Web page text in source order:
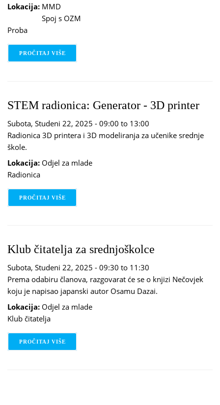
Lokacija: MMD
Spoj s OZM
Proba
PROČITAJ VIŠE
STEM radionica: Generator - 3D printer
Subota, Studeni 22, 2025 - 09:00 to 13:00
Radionica 3D printera i 3D modeliranja za učenike srednje
škole.
Lokacija: Odjel za mlade
Radionica
PROČITAJ VIŠE
Klub čitatelja za srednjoškolce
Subota, Studeni 22, 2025 - 09:30 to 11:30
Prema odabiru članova, razgovarat će se o knjizi Nečovjek
koju je napisao japanski autor Osamu Dazai.
Lokacija: Odjel za mlade
Klub čitatelja
PROČITAJ VIŠE